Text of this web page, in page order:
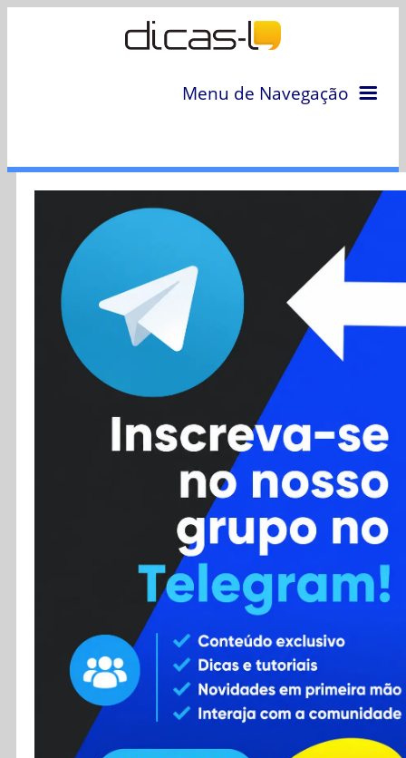
Menu de Navegação
Colunas
Colaboradores
Cursos
Enviar Dica
Contato
RSS